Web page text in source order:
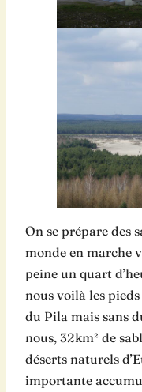
On se prépare des
monde en marche
peine un quart
nous voilà les pieds
du Pila mais sans
nous, 32km² de
déserts naturels
importante